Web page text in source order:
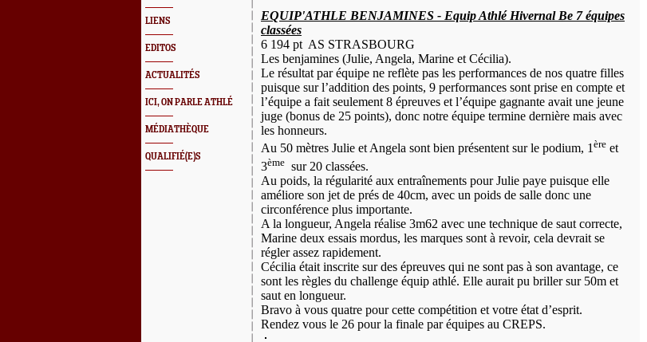
LIENS
EDITOS
ACTUALITÉS
ICI, ON PARLE ATHLÉ
MÉDIATHÈQUE
QUALIFIÉ(E)S
EQUIP'ATHLE BENJAMINES - Equip Athlé Hivernal Be 7 équipes
classées
6 194 pt AS STRASBOURG
Les benjamines (Julie, Angela, Marine et Cécilia).
Le résultat par équipe ne reflète pas les performances de nos quatre filles
puisque sur l’addition des points, 9 performances sont prise en compte et
l’équipe a fait seulement 8 épreuves et l’équipe gagnante avait une jeune
juge (bonus de 25 points), donc notre équipe termine dernière mais avec
les honneurs.
Au 50 mètres Julie et Angela sont bien présentent sur le podium, 1 ère et
3ème sur 20 classées.
Au poids, la régularité aux entraînements pour Julie paye puisque elle
améliore son jet de prés de 40cm, avec un poids de salle donc une
circonférence plus importante.
A la longueur, Angela réalise 3m62 avec une technique de saut correcte,
Marine deux essais mordus, les marques sont à revoir, cela devrait se
régler assez rapidement.
Cécilia était inscrite sur des épreuves qui ne sont pas à son avantage, ce
sont les règles du challenge équip athlé. Elle aurait pu briller sur 50m et
saut en longueur.
Bravo à vous quatre pour cette compétition et votre état d’esprit.
Rendez vous le 26 pour la finale par équipes au CREPS.